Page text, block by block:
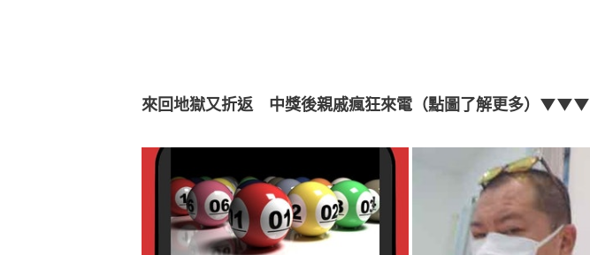
來回地獄又折返　中獎後親戚瘋狂來電（點圖了解更多）▼▼▼